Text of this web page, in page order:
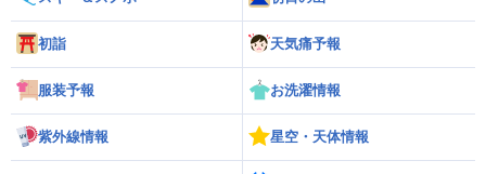
初詣 天気痛予報
服装予報 お洗濯情報
紫外線情報 星空・天体情報